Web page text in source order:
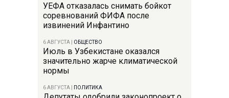
УЕФА отказалась снимать бойкот
соревнований ФИФА после
извинений Инфантино
6 АВГУСТА ОБЩЕСТВО
Июль в Узбекистане оказался
значительно жарче климатической
нормы
6 АВГУСТА ПОЛИТИКА